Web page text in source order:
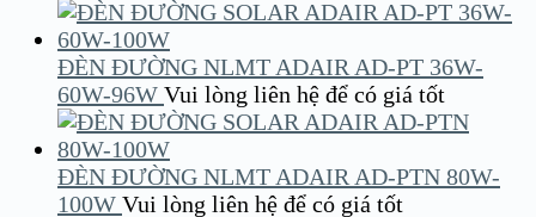
ĐÈN ĐƯỜNG NLMT ADAIR AD-PT 36W-
60W-96W Vui lòng liên hệ để có giá tốt
ĐÈN ĐƯỜNG NLMT ADAIR AD-PTN 80W-
100W Vui lòng liên hệ để có giá tốt